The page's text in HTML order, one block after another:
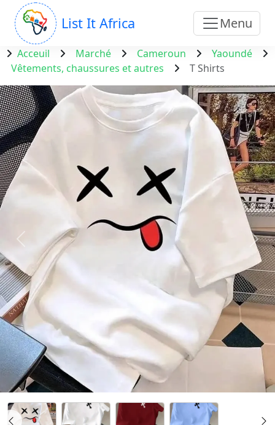
List It Africa Menu
Acceuil Marché Cameroun
Yaoundé
Vêtements, chaussures et autres
T Shirts